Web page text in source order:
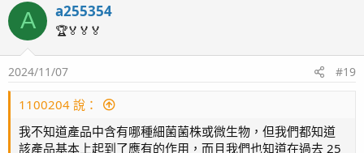
c
t
i
o
n
：
A a255354
🏆🏅🏅🏅
2024/11/07 #19
1100204 說：
我不知道產品中含有哪種細菌菌株或微生物，但我們都知道
該產品基本上起到了應有的作用，而且我們也知道在過去 25